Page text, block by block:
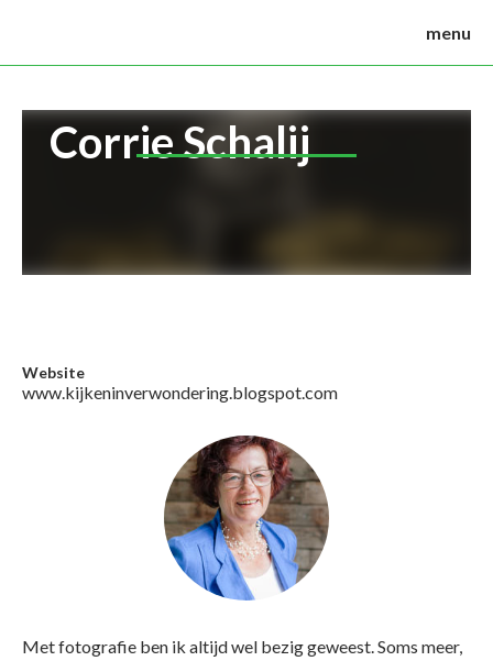
menu
Corrie Schalij
Met fotografie ben ik altijd wel bezig geweest. Soms meer,
Website
www.kijkeninverwondering.blogspot.com